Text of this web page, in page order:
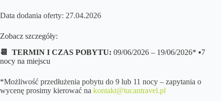
Data dodania oferty: 27.04.2026
Zobacz szczegóły:
📆 TERMIN I CZAS POBYTU: 09/06/2026 – 19/06/2026* ▪️7
nocy na miejscu
*Możliwość przedłużenia pobytu do 9 lub 11 nocy – zapytania o
wycenę prosimy kierować na kontakt@tucantravel.pl